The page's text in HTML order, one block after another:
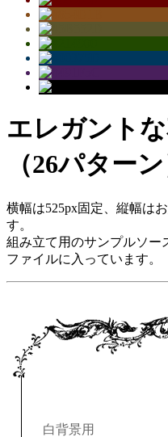
エレガント
（26パターン
横幅は525px固定、縦幅は
す。
組み立て用のサンプルソー
ファイルに入っています。
白背景用